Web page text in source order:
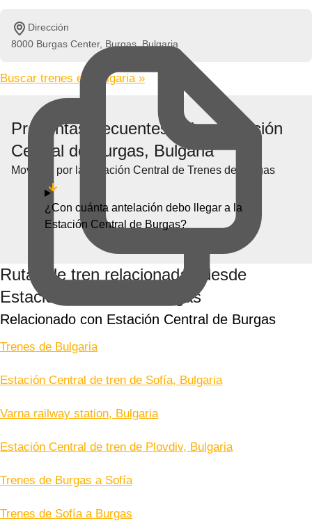
Dirección
8000 Burgas Center, Burgas, Bulgaria
Buscar trenes en Bulgaria »
Preguntas frecuentes sobre Estación
Central de Burgas, Bulgaria
Moverse por la Estación Central de Trenes de Burgas
¿Con cuánta antelación debo llegar a la
Estación Central de Burgas?
Rutas de tren relacionadas desde
Estación Central de Burgas
Relacionado con Estación Central de Burgas
Trenes de Bulgaria
Estación Central de tren de Sofía, Bulgaria
Varna railway station, Bulgaria
Estación Central de tren de Plovdiv, Bulgaria
Trenes de Burgas a Sofía
Trenes de Sofía a Burgas